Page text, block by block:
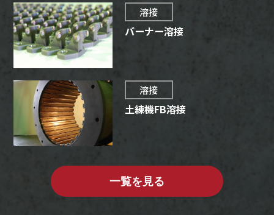
溶接
バーナー溶接
溶接
土練機FB溶接
一覧を見る